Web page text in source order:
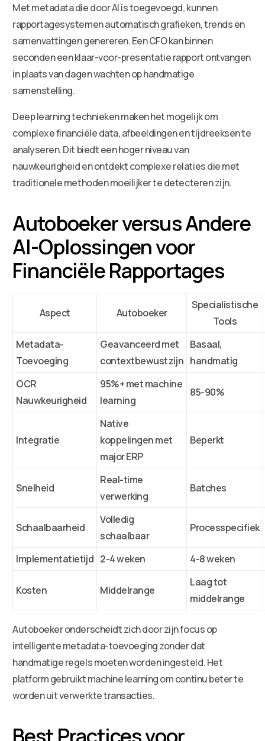
Met metadata die door AI is toegevoegd, kunnen
rapportagesystemen automatisch grafieken, trends en
samenvattingen genereren. Een CFO kan binnen
seconden een klaar-voor-presentatie rapport ontvangen
in plaats van dagen wachten op handmatige
samenstelling.
Deep learning technieken maken het mogelijk om
complexe financiële data, afbeeldingen en tijdreeksen te
analyseren. Dit biedt een hoger niveau van
nauwkeurigheid en ontdekt complexe relaties die met
traditionele methoden moeilijker te detecteren zijn.
Autoboeker versus Andere
AI-Oplossingen voor
Financiële Rapportages
Aspect Autoboeker
Specialistische
Tools
Metadata-
Toevoeging
Geavanceerd met
contextbewustzijn
Basaal,
handmatig
OCR
Nauwkeurigheid
95%+ met machine
learning
85-90%
Integratie
Native
koppelingen met
major ERP
Beperkt
Snelheid
Real-time
verwerking
Batches
Schaalbaarheid
Volledig
schaalbaar
Processpecifiek
Implementatietijd 2-4 weken 4-8 weken
Kosten Middelrange
Laag tot
middelrange
Autoboeker onderscheidt zich door zijn focus op
intelligente metadata-toevoeging zonder dat
handmatige regels moeten worden ingesteld. Het
platform gebruikt machine learning om continu beter te
worden uit verwerkte transacties.
Best Practices voor